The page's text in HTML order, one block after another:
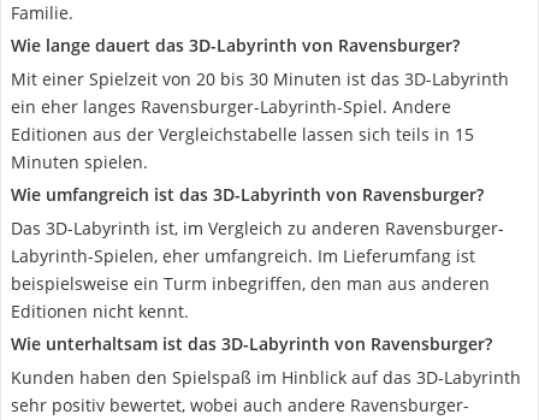
Familie.
Wie lange dauert das 3D-Labyrinth von Ravensburger?
Mit einer Spielzeit von 20 bis 30 Minuten ist das 3D-Labyrinth
ein eher langes Ravensburger-Labyrinth-Spiel. Andere
Editionen aus der Vergleichstabelle lassen sich teils in 15
Minuten spielen.
Wie umfangreich ist das 3D-Labyrinth von Ravensburger?
Das 3D-Labyrinth ist, im Vergleich zu anderen Ravensburger-
Labyrinth-Spielen, eher umfangreich. Im Lieferumfang ist
beispielsweise ein Turm inbegriffen, den man aus anderen
Editionen nicht kennt.
Wie unterhaltsam ist das 3D-Labyrinth von Ravensburger?
Kunden haben den Spielspaß im Hinblick auf das 3D-Labyrinth
sehr positiv bewertet, wobei auch andere Ravensburger-